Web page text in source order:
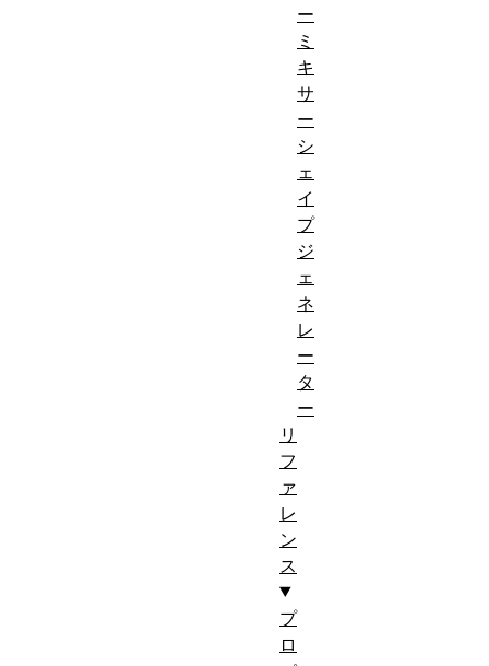
ー
ミ
キ
サ
ー
シ
ェ
イ
プ
ジ
ェ
ネ
レ
ー
タ
ー
リ
フ
ァ
レ
ン
ス
プ
ロ